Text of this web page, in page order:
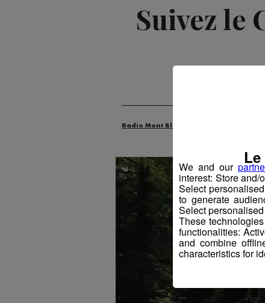
Suivez le
Radio Mont Blanc
We and our
interest: Store
Select
to generate
Select
These
functionalities:
and combine
characteristics for